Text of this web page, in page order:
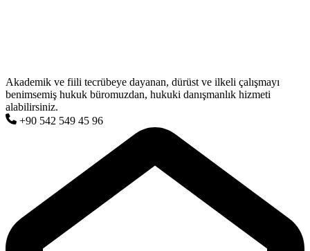
Akademik ve fiili tecrübeye dayanan, dürüst ve ilkeli çalışmayı
benimsemiş hukuk büromuzdan, hukuki danışmanlık hizmeti
alabilirsiniz.
+90 542 549 45 96